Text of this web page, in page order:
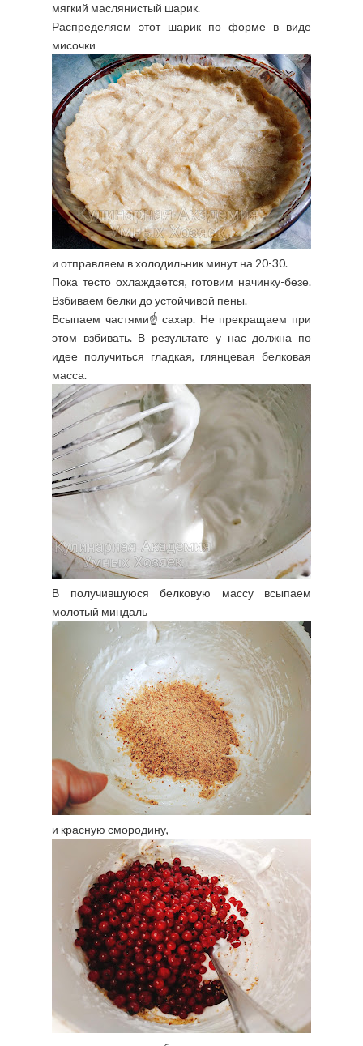
мягкий маслянистый шарик.
Распределяем этот шарик по форме в виде
мисочки
и отправляем в холодильник минут на 20-30.
Пока тесто охлаждается, готовим начинку-безе.
Взбиваем белки до устойчивой пены.
Всыпаем частями☝️сахар. Не прекращаем при
этом взбивать. В результате у нас должна по
идее получиться гладкая, глянцевая белковая
масса.
В получившуюся белковую массу всыпаем
молотый миндаль
и красную смородину,